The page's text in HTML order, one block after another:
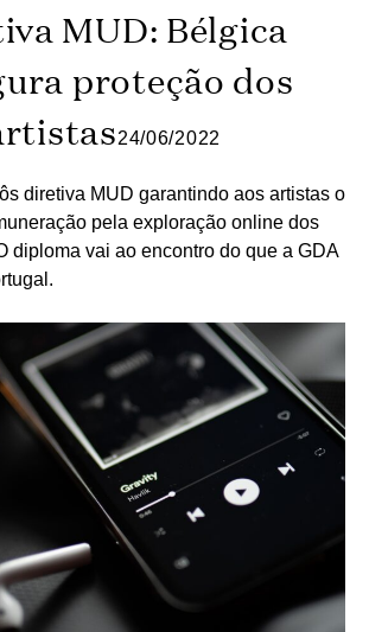
MUD: Bélgica
proteção dos
24/06/2022
diretiva MUD garantindo aos artistas o
pela exploração online dos
diploma vai ao encontro do que a GDA